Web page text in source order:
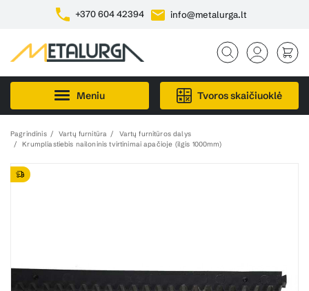
+370 604 42394 info@metalurga.lt
Meniu Tvoros skaičiuoklė
Pagrindinis Vartų furnitūra
Vartų furnitūros dalys
Krumpliastiebis nailoninis tvirtinimai apačioje (ilgis 1000mm)